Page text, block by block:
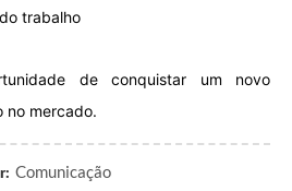
trabalho
de conquistar um novo
no mercado.
Comunicação